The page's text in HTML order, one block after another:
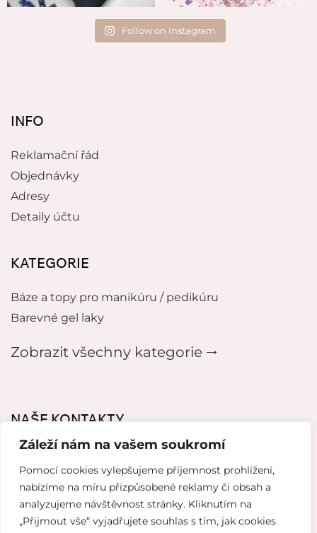
Záleží nám na vašem soukromí
Pomocí cookies vylepšujeme příjemnost prohlížení,
nabízíme na míru přizpůsobené reklamy či obsah a
analyzujeme návštěvnost stránky. Kliknutím na
„Přijmout vše“ vyjadřujete souhlas s tím, jak cookies
Follow on Instagram
INFO
Reklamační řád
Objednávky
Adresy
Detaily účtu
KATEGORIE
Báze a topy pro manikúru / pedikúru
Barevné gel laky
Zobrazit všechny kategorie 🠂
NAŠE KONTAKTY
mikeladzebeauty@gmail.com
+420 776627318
U Pergamenky 12, Praha 7